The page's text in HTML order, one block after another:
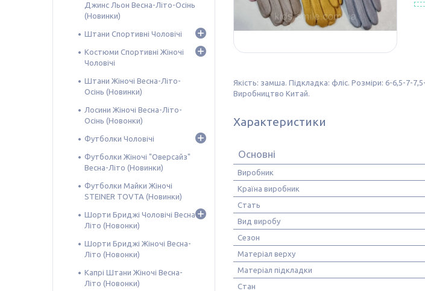
Якість: замша. Підкладка: фліс. Розміри: 6-6,5-7-
Виробництво Китай.
Характеристики
Основні
Виробник
Країна виробник
Стать
Вид виробу
Сезон
Матеріал верху
Матеріал підкладки
Стан
Джинс Льон Весна-Літо-Осінь
(Новинки)
Штани Спортивні Чоловічі
Костюми Спортивні Жіночі
Чоловічі
Штани Жіночі Весна-Літо-
Осінь (Новинки)
Лосини Жіночі Весна-Літо-
Осінь (Новонки)
Футболки Чоловічі
Футболки Жіночі "Оверсайз"
Весна-Літо (Новинки)
Футболки Майки Жіночі
STEINER TOVTA (Новинки)
Шорти Бриджі Чоловічі Весна-
Літо (Новонки)
Шорти Бриджі Жіночі Весна-
Літо (Новонки)
Капрі Штани Жіночі Весна-
Літо (Новонки)